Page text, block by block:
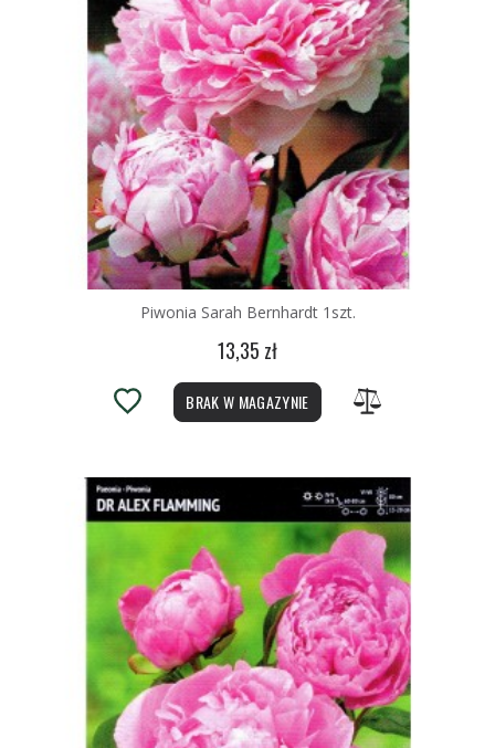
Piwonia Sarah Bernhardt 1szt.
13,35 zł
BRAK W MAGAZYNIE